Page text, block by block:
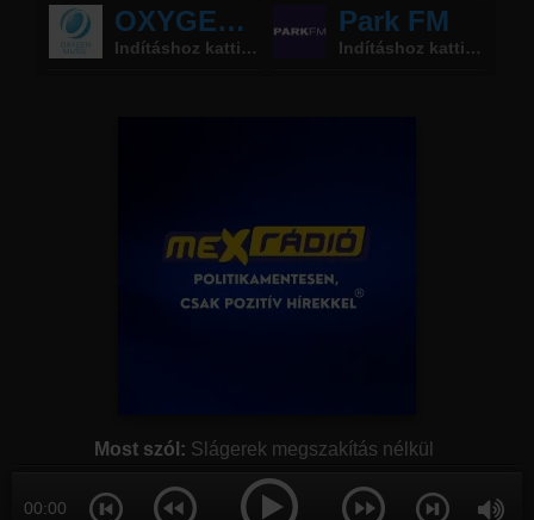
Ágyazd be weboldaladba
Online rádió készítés
Most szól: Slágerek megszakítás nélkül
00:00